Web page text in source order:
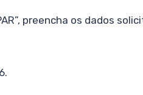
preencha os dados